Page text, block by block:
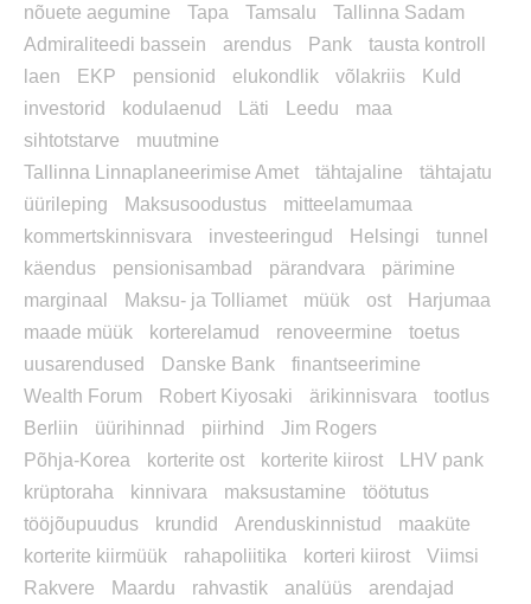
nõuete aegumine
Tapa Tamsalu
Tallinna Sadam
Admiraliteedi bassein
arendus Pank
tausta kontroll
laen
EKP pensionid elukondlik võlakriis
Kuld
investorid
kodulaenud Läti Leedu
maa
sihtotstarve
muutmine
Tallinna Linnaplaneerimise Amet
tähtajaline
tähtajatu
üürileping
Maksusoodustus
mitteelamumaa
kommertskinnisvara
investeeringud Helsingi
tunnel
käendus
pensionisambad pärandvara
pärimine
marginaal
Maksu- ja Tolliamet müük ost
Harjumaa
maade müük
korterelamud renoveermine
toetus
uusarendused
Danske Bank
finantseerimine
Wealth Forum
Robert Kiyosaki ärikinnisvara
tootlus
Berliin
üürihinnad piirhind
Jim Rogers
Põhja-Korea
korterite ost korterite kiirost
LHV pank
krüptoraha
kinnivara maksustamine
töötutus
tööjõupuudus
krundid Arenduskinnistud
maaküte
korterite kiirmüük
rahapoliitika korteri kiirost
Viimsi
Rakvere
Maardu rahvastik analüüs
arendajad